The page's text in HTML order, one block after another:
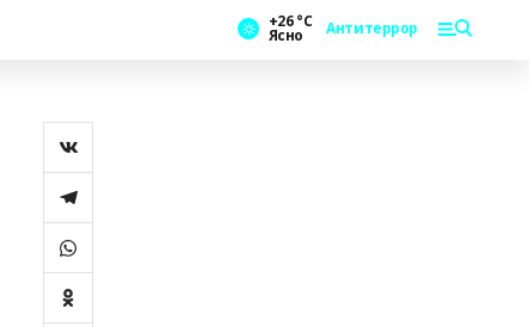
+26 °С
Ясно Антитеррор